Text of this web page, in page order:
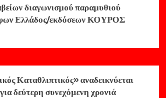
διαγωνισμού παραμυθιού
Ελλάδος/εκδόσεων ΚΟΥΡΟΣ
Καταθλιπτικός» αναδεικνύεται
δεύτερη συνεχόμενη χρονιά